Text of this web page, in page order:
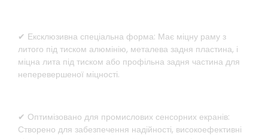
✔ Ексклюзивна спеціальна форма: Має міцну раму з
литого під тиском алюмінію, металева задня пластина, і
міцна лита під тиском або профільна задня частина для
неперевершеної міцності.
✔ Оптимізовано для промислових сенсорних екранів:
Створено для забезпечення надійності, високоефективні